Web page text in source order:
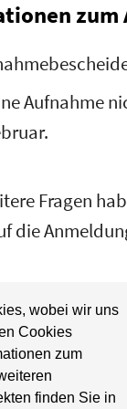
wobei wir uns
Cookies
zum
finden Sie in
zum
Aufnahme
Fragen
die